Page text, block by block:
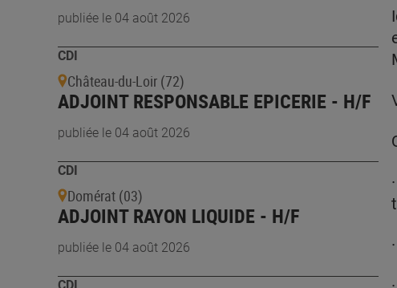
publiée le 04 août 2026
CDI
Château-du-Loir (72)
ADJOINT RESPONSABLE EPICERIE - H/F
publiée le 04 août 2026
CDI
Domérat (03)
ADJOINT RAYON LIQUIDE - H/F
publiée le 04 août 2026